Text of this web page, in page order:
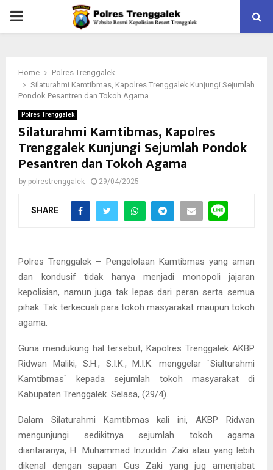
PRIMARY
Home
Polres Trenggalek
Silaturahmi Kamtibmas, Kapolres Trenggalek Kunjungi Sejumlah
Pondok Pesantren dan Tokoh Agama
Polres Trenggalek
Silaturahmi Kamtibmas, Kapolres
Trenggalek Kunjungi Sejumlah Pondok
Pesantren dan Tokoh Agama
by polrestrenggalek 29/04/2025
SHARE
Polres Trenggalek – Pengelolaan Kamtibmas yang aman
dan kondusif tidak hanya menjadi monopoli jajaran
kepolisian, namun juga tak lepas dari peran serta semua
pihak. Tak terkecuali para tokoh masyarakat maupun tokoh
agama.
Guna mendukung hal tersebut, Kapolres Trenggalek AKBP
Ridwan Maliki, S.H., S.I.K., M.I.K. menggelar `Sialturahmi
Kamtibmas` kepada sejumlah tokoh masyarakat di
Kabupaten Trenggalek. Selasa, (29/4).
Dalam Silaturahmi Kamtibmas kali ini, AKBP Ridwan
mengunjungi sedikitnya sejumlah tokoh agama
diantaranya, H. Muhammad Inzuddin Zaki atau yang lebih
dikenal dengan sapaan Gus Zaki yang jug amenjabat